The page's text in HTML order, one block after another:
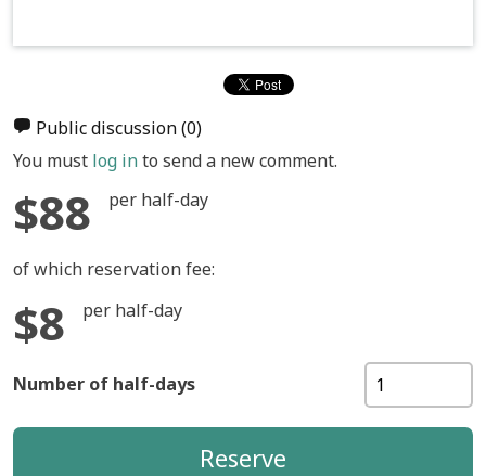
Public discussion(0)
You must log into send a new comment.
$88 per half-day
of which reservation fee:
$8 per half-day
Number of half-days
Reserve